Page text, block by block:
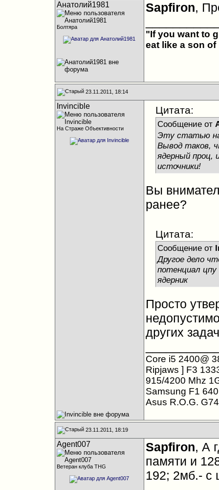
Анатолий1981
Болтяра
Sapfiron,
"If you want to
eat like a son
23.11.2011, 18:14
Invincible
На Страже Объективности
Цитата:
Сообщение от
Эту статью
Вывод таков,
ядерный проц,
источники!
Вы
ранее?
Цитата:
Сообщение от
Другое дело
потенциал цпу
ядерник
Просто
других
Core i5 2400@
Ripjaws ] F3
915/4200 Mhz
Samsung F1
Asus R.O.G.
23.11.2011, 18:19
Agent007
Ветеран клуба THG
Sapfiron, А
памяти и
192; 2мб.- с